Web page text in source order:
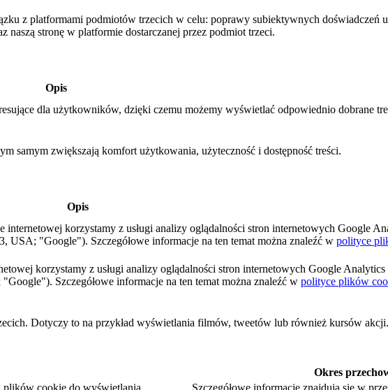
z platformami podmiotów trzecich w celu: poprawy subiektywnych doświadczeń
naszą stronę w platformie dostarczanej przez podmiot trzeci.
Opis
dla użytkowników, dzięki czemu możemy wyświetlać odpowiednio dobrane
samym zwiększają komfort użytkowania, użyteczność i dostępność treści.
Opis
korzystamy z usługi analizy oglądalności stron internetowych Google
"Google"). Szczegółowe informacje na ten temat można znaleźć w polityce
korzystamy z usługi analizy oglądalności stron internetowych Google
Szczegółowe informacje na ten temat można znaleźć w polityce plików
Dotyczy to na przykład wyświetlania filmów, tweetów lub również kursów akcji.
Okres
plików cookie do wyświetlania.
Szczegółowe informacje znajdują się w